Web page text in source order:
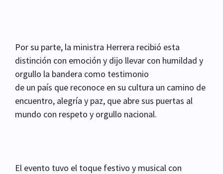
Por su parte, la ministra Herrera recibió esta
distinción con emoción y dijo llevar con humildad y
orgullo la bandera como testimonio
de un país que reconoce en su cultura un camino de
encuentro, alegría y paz, que abre sus puertas al
mundo con respeto y orgullo nacional.
El evento tuvo el toque festivo y musical con